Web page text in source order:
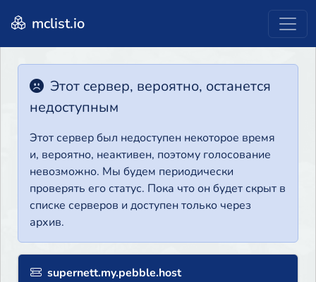
mclist.io
Этот сервер, вероятно, останется
недоступным
Этот сервер был недоступен некоторое время
и, вероятно, неактивен, поэтому голосование
невозможно. Мы будем периодически
проверять его статус. Пока что он будет скрыт в
списке серверов и доступен только через
архив.
supernett.my.pebble.host